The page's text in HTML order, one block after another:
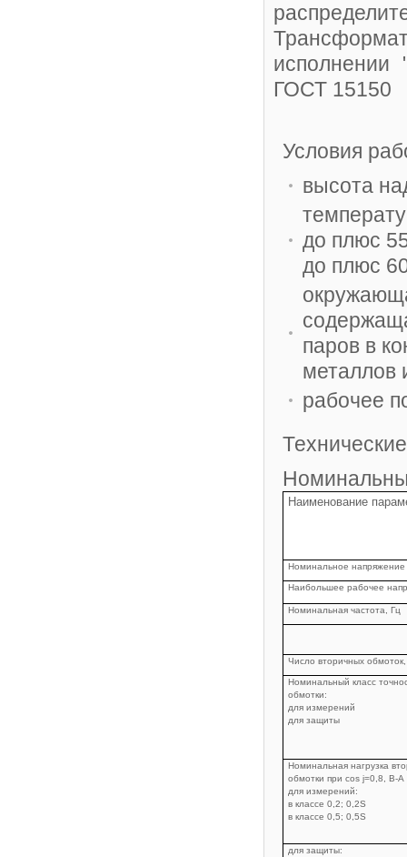
ГОСТ 15150
Условия
высота
до плюс
до плюс
паров в
металлов
рабочее
Наименование
Номинальное напряжение
Наибольшее рабочее
Номинальная частота, Гц
Число вторичных
Номинальный класс
обмотки:
для измерений
для защиты
Номинальная нагрузка
обмотки при cos j=0,8, В-А
для измерений:
в классе 0,2; 0,2S
в классе 0,5; 0,5S
для защиты: